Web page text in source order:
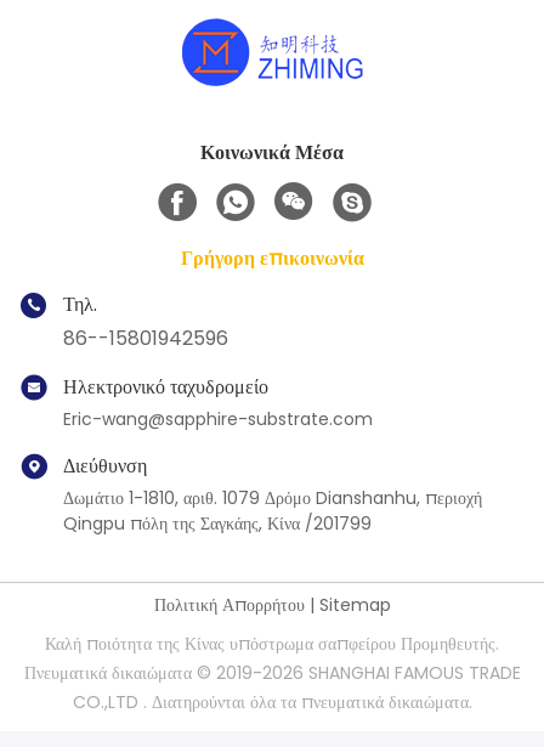
Κοινωνικά Μέσα
Γρήγορη επικοινωνία
Τηλ.
86--15801942596
Ηλεκτρονικό ταχυδρομείο
Eric-wang@sapphire-substrate.com
Διεύθυνση
Δωμάτιο 1-1810, αριθ. 1079 Δρόμο Dianshanhu, περιοχή
Qingpu πόλη της Σαγκάης, Κίνα /201799
Πολιτική Απορρήτου| Sitemap
Καλή ποιότητα της Κίνας υπόστρωμα σαπφείρου Προμηθευτής.
Πνευματικά δικαιώματα © 2019-2026 SHANGHAI FAMOUS TRADE
CO.,LTD . Διατηρούνται όλα τα πνευματικά δικαιώματα.